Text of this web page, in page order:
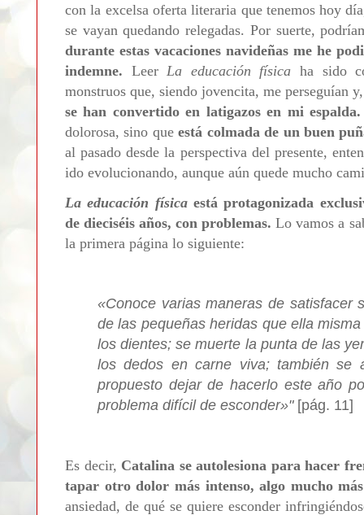
con la excelsa oferta literaria que tenemos hoy
se vayan quedando relegadas. Por suerte,
durante estas vacaciones navideñas me he
indemne. Leer La educación física ha sido
monstruos que, siendo jovencita, me perseguían
se han convertido en latigazos en mi espalda.
dolorosa, sino queestá colmada de un buen
al pasado desde la perspectiva del presente,
ido evolucionando, aunque aún quede mucho
La educación físicaestá protagonizada
de dieciséis años, con problemas. Lo vamos a
la primera página lo siguiente:
«Conoce varias maneras de satisfacer
de las pequeñas heridas que ella
los dientes; se muerte la punta de las
los dedos en carne viva; también se
propuesto dejar de hacerlo este año
problema difícil de esconder»" [pág. 11]
Es decir, Catalina se autolesiona para hacer
tapar otro dolor más intenso, algo mucho
ansiedad, de qué se quiere esconder